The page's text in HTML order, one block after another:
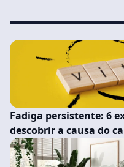
Fadiga persistente: 6
descobrir a causa do